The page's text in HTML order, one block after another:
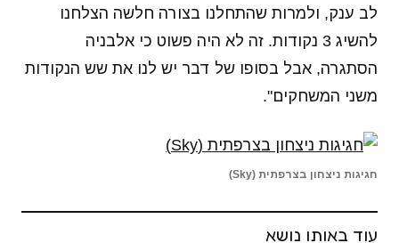
לב ענק, ולמרות שהתחלנו בצורה חלשה הצלחנו
להשיג 3 נקודות. זה לא היה פשוט כי אלבניה
הסתגרה, אבל בסופו של דבר יש לנו את שש הנקודות
משני המשחקים".
חגיגות ניצחון בצרפתית (Sky)
עוד באותו נושא